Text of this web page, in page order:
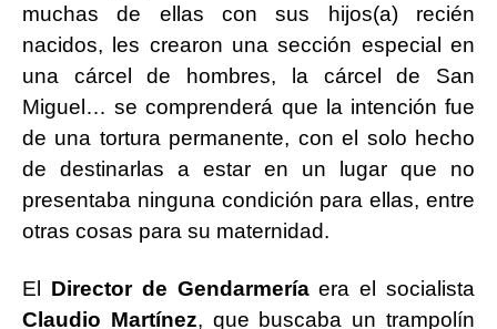
muchas de ellas con sus hijos(a) recién
nacidos, les crearon una sección especial en
una cárcel de hombres, la cárcel de San
Miguel… se comprenderá que la intención fue
de una tortura permanente, con el solo hecho
de destinarlas a estar en un lugar que no
presentaba ninguna condición para ellas, entre
otras cosas para su maternidad.
El Director de Gendarmeríaera el socialista
Claudio Martínez, que buscaba un trampolín